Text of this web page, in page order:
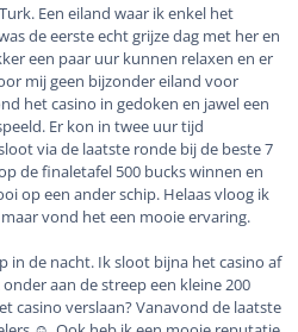
Een eiland waar ik enkel het
de eerste echt grijze dag met her en
een paar uur kunnen relaxen en er
mij geen bijzonder eiland voor
het casino in gedoken en jawel een
Er kon in twee uur tijd
via de laatste ronde bij de beste 7
de finaletafel 500 bucks winnen en
op een ander schip. Helaas vloog ik
vond het een mooie ervaring.
in de nacht. Ik sloot bijna het casino af
aan de streep een kleine 200
casino verslaan? Vanavond de laatste